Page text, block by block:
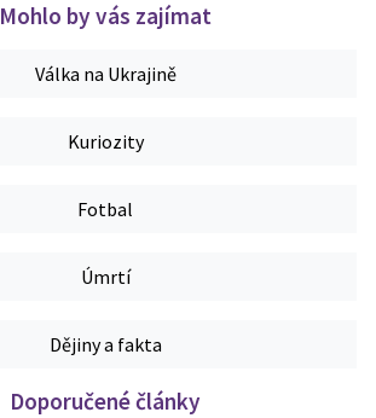
Mohlo by vás zajímat
Válka na Ukrajině
Kuriozity
Fotbal
Úmrtí
Dějiny a fakta
Doporučené články